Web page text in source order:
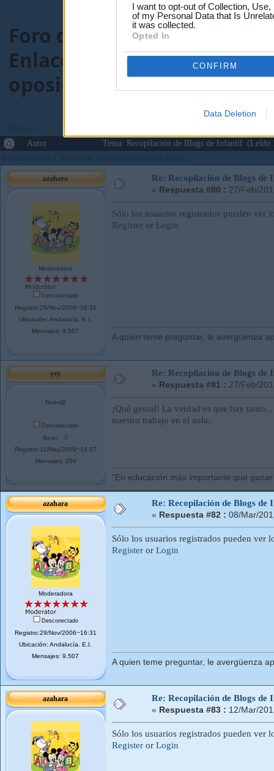
I want to opt-out of Collection,
of my Personal Data that Is
it was collected.
Opted In
CONFIRM
Data Deletion
Foro de Maestros25
Enlaces recomendados
oposiciones> Tema:
Páginas: ...
Autor
Tema: Recopilación de Blogs de Infantil (Leído
0 Usuarios y 1 Visitante están viendo este tema.
azahara
Moderadora
Desconectado
Registro:29/Nov/2006~16:31
Ubicación: Andalucí­a. E.I.
Mensajes: 9.507
Re: Recopilación de Blogs de
« Respuesta #80 : 27/Feb/
Sólo los usuarios registrados pueden ver
Register or Login
A quien teme preguntar, le avergüenza
yey
Nuev@
Desconectado
Sexo:
Registro:11/May/2009~14:37
Mensajes: 259
Re: Recopilación de Blogs de
« Respuesta #81 : 27/Feb/
¡Qué genial! La verdad es que hay
nuestro trabajo en el aula.
"En educación más importante que
azahara
Moderadora
Desconectado
Registro:29/Nov/2006~16:31
Ubicación: Andalucí­a. E.I.
Mensajes: 9.507
Re: Recopilación de Blogs de
« Respuesta #82 : 08/Mar/
Sólo los usuarios registrados pueden ver
Register or Login
A quien teme preguntar, le avergüenza
azahara Re: Recopilación de Blogs de
« Respuesta #83 : 12/Mar/
Sólo los usuarios registrados pueden ver
Register or Login